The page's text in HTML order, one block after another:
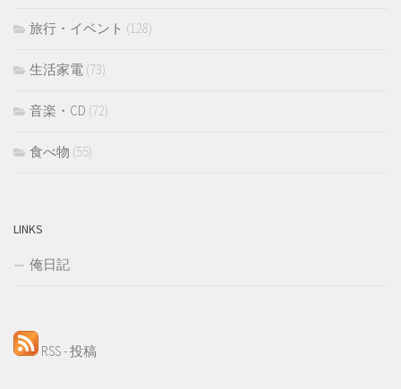
旅行・イベント (128)
生活家電 (73)
音楽・CD (72)
食べ物 (55)
LINKS
俺日記
RSS - 投稿